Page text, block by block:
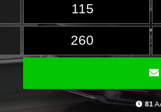
115
260
81